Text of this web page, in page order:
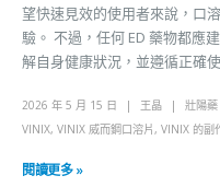
望快速見效的使用者來說，口
驗。 不過，任何 ED 藥物都應
解自身健康狀況，並遵循正確
2026 年 5 月 15 日 王晶
壯陽藥
VINIX, VINIX 威而鋼口溶片, VINIX 的副
閱讀更多 »